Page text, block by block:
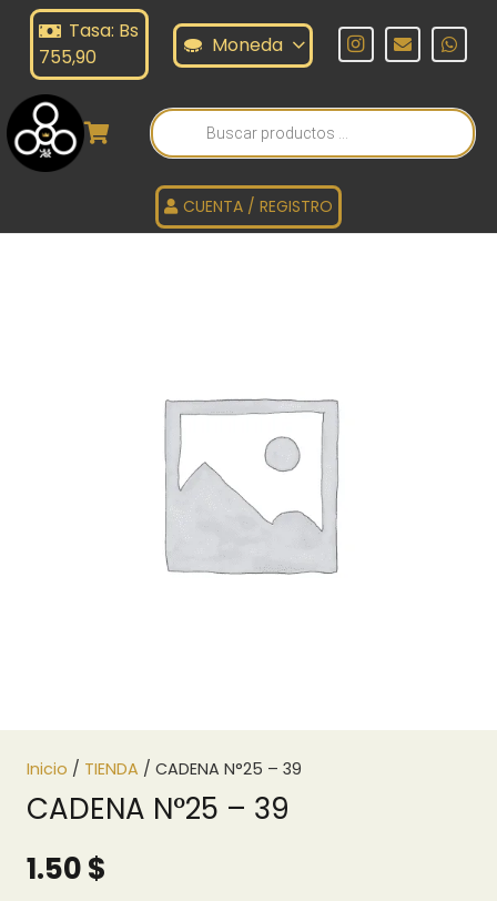
Tasa: Bs
755,90
Moneda
Búsqueda
de
productos
CUENTA / REGISTRO
Inicio / TIENDA / CADENA N°25 – 39
CADENA N°25 – 39
1.50$